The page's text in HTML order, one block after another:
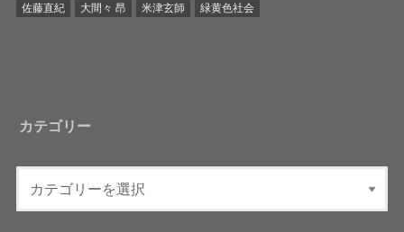
佐藤直紀
大間々 昂 米津玄師 緑黄色社会
カテゴリー